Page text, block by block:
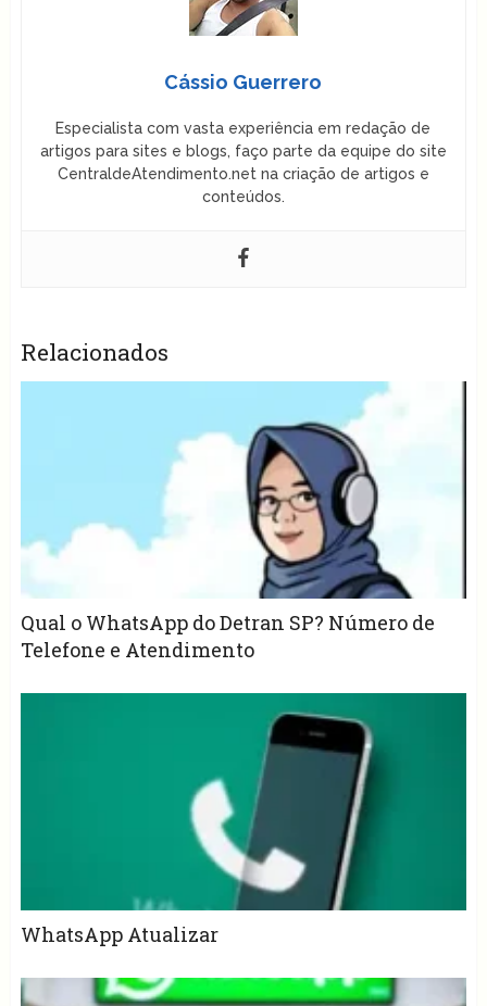
Cássio Guerrero
Especialista com vasta experiência em redação de
artigos para sites e blogs, faço parte da equipe do site
CentraldeAtendimento.net na criação de artigos e
conteúdos.
Relacionados
Qual o WhatsApp do Detran SP? Número de
Telefone e Atendimento
WhatsApp Atualizar